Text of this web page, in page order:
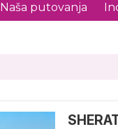
Naša putovanja